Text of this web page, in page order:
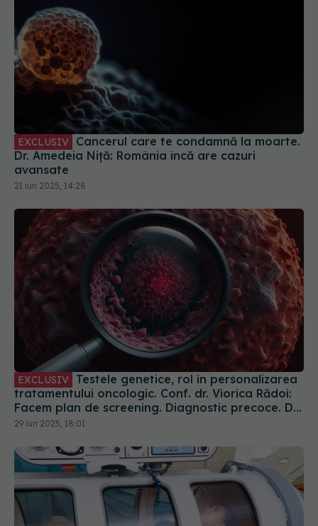
EXCLUSIV Cancerul care te condamnă la moarte.
Dr. Amedeia Niță: România încă are cazuri
avansate
21 iun 2025, 14:28
EXCLUSIV Testele genetice, rol în personalizarea
tratamentului oncologic. Conf. dr. Viorica Rădoi:
Facem plan de screening. Diagnostic precoce. Dr.
Eduard Dănăilă: Sunt gratuite
29 iun 2025, 18:01